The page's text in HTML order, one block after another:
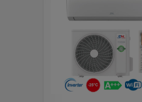
(115)
20 м²(14)
25 м²(31)
35 м²(34)
50 м² (41)